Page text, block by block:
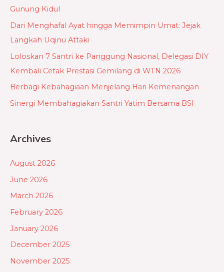
h
Gunung Kidul
Dari Menghafal Ayat hingga Memimpin Umat: Jejak
Langkah Uqinu Attaki
Loloskan 7 Santri ke Panggung Nasional, Delegasi DIY
Kembali Cetak Prestasi Gemilang di WTN 2026
Berbagi Kebahagiaan Menjelang Hari Kemenangan
Sinergi Membahagiakan Santri Yatim Bersama BSI
Archives
August 2026
June 2026
March 2026
February 2026
January 2026
December 2025
November 2025